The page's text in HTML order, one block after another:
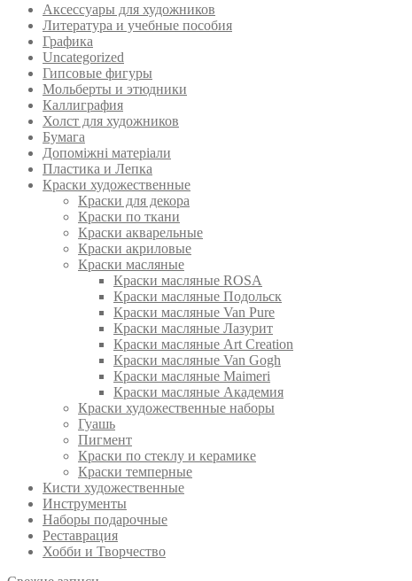
Аксессуары для художников
Литература и учебные пособия
Графика
Uncategorized
Гипсовые фигуры
Мольберты и этюдники
Каллиграфия
Холст для художников
Бумага
Допоміжні матеріали
Пластика и Лепка
Краски художественные
Краски для декора
Краски по ткани
Краски акварельные
Краски акриловые
Краски масляные
Краски масляные ROSA
Краски масляные Подольск
Краски масляные Van Pure
Краски масляные Лазурит
Краски масляные Art Creation
Краски масляные Van Gogh
Краски масляные Maimeri
Краски масляные Академия
Краски художественные наборы
Гуашь
Пигмент
Краски по стеклу и керамике
Краски темперные
Кисти художественные
Инструменты
Наборы подарочные
Реставрация
Хобби и Творчество